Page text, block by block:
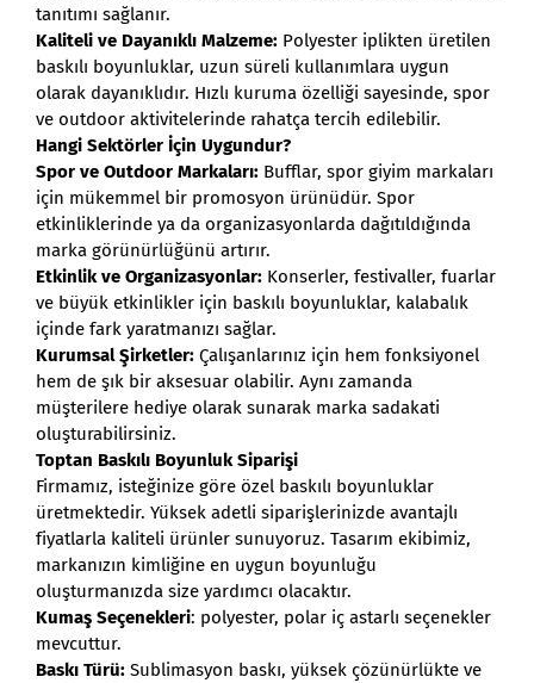
tanıtımı sağlanır.
Kaliteli ve Dayanıklı Malzeme: Polyester iplikten üretilen
baskılı boyunluklar, uzun süreli kullanımlara uygun
olarak dayanıklıdır. Hızlı kuruma özelliği sayesinde, spor
ve outdoor aktivitelerinde rahatça tercih edilebilir.
Hangi Sektörler İçin Uygundur?
Spor ve Outdoor Markaları: Bufflar, spor giyim markaları
için mükemmel bir promosyon ürünüdür. Spor
etkinliklerinde ya da organizasyonlarda dağıtıldığında
marka görünürlüğünü artırır.
Etkinlik ve Organizasyonlar: Konserler, festivaller, fuarlar
ve büyük etkinlikler için baskılı boyunluklar, kalabalık
içinde fark yaratmanızı sağlar.
Kurumsal Şirketler: Çalışanlarınız için hem fonksiyonel
hem de şık bir aksesuar olabilir. Aynı zamanda
müşterilere hediye olarak sunarak marka sadakati
oluşturabilirsiniz.
Toptan Baskılı Boyunluk Siparişi
Firmamız, isteğinize göre özel baskılı boyunluklar
üretmektedir. Yüksek adetli siparişlerinizde avantajlı
fiyatlarla kaliteli ürünler sunuyoruz. Tasarım ekibimiz,
markanızın kimliğine en uygun boyunluğu
oluşturmanızda size yardımcı olacaktır.
Kumaş Seçenekleri: polyester, polar iç astarlı seçenekler
mevcuttur.
Baskı Türü: Sublimasyon baskı, yüksek çözünürlükte ve